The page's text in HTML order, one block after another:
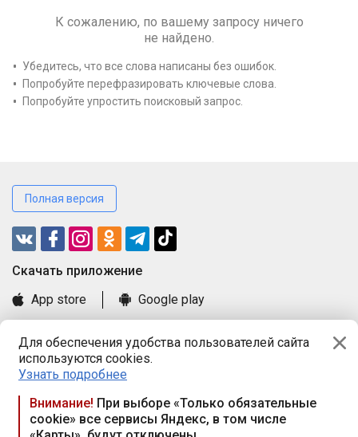
Для обеспечения удобства пользователей сайта
используются cookies.
Узнать подробнее
Внимание! При выборе «Только обязательные
cookie» все сервисы Яндекс, в том числе
К сожалению, по вашему запросу ничего
не найдено.
Убедитесь, что все слова написаны без ошибок.
Попробуйте перефразировать ключевые слова.
Попробуйте упростить поисковый запрос.
Полная версия
Cкачать приложение
App store
Google play
Книга замечаний и предложений
Правила и документы
Praca.by © 2000—2026, ООО «ПРАЦА БАЙ»
Республика Беларусь, 220114, г. Минск, пр-т Независимости
117а, пом. № 9.